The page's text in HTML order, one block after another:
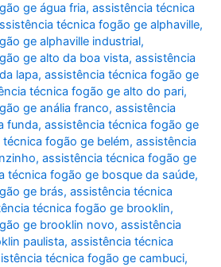
ge água fria,assistência técnica
técnica fogão ge alphaville,
ge alphaville industrial,
ge alto da boa vista,assistência
lapa,assistência técnica fogão ge
técnica fogão ge alto do pari,
ge anália franco,assistência
funda,assistência técnica fogão ge
fogão ge belém,assistência
,assistência técnica fogão ge
técnica fogão ge bosque da saúde,
ge brás,assistência técnica
técnica fogão ge brooklin,
ge brooklin novo,assistência
paulista,assistência técnica
técnica fogão ge cambuci,